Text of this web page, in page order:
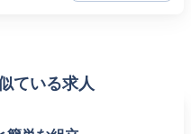
ている求人